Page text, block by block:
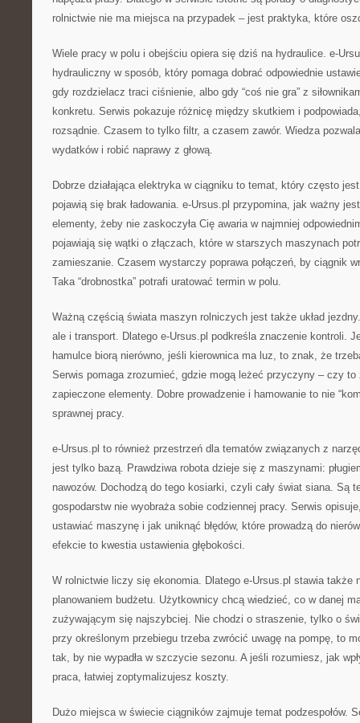
rolnictwie nie ma miejsca na przypadek – jest praktyka, które
Wiele pracy w polu i obejściu opiera się dziś na hydraulice. e-
hydrauliczny w sposób, który pomaga dobrać odpowiednie
gdy rozdzielacz traci ciśnienie, albo gdy “coś nie gra” z
konkretu. Serwis pokazuje różnicę między skutkiem i
rozsądnie. Czasem to tylko filtr, a czasem zawór. Wiedza
wydatków i robić naprawy z głową.
Dobrze działająca elektryka w ciągniku to temat, który często
pojawią się brak ładowania. e-Ursus.pl przypomina, jak ważny
elementy, żeby nie zaskoczyła Cię awaria w najmniej
pojawiają się wątki o złączach, które w starszych maszynach
zamieszanie. Czasem wystarczy poprawa połączeń, by ciągnik
Taka “drobnostka” potrafi uratować termin w polu.
Ważną częścią świata maszyn rolniczych jest także układ
ale i transport. Dlatego e-Ursus.pl podkreśla znaczenie kontroli.
hamulce biorą nierówno, jeśli kierownica ma luz, to znak, że
Serwis pomaga zrozumieć, gdzie mogą leżeć przyczyny – czy
zapieczone elementy. Dobre prowadzenie i hamowanie to nie
sprawnej pracy.
e-Ursus.pl to również przestrzeń dla tematów związanych z
jest tylko bazą. Prawdziwa robota dzieje się z maszynami:
nawozów. Dochodzą do tego kosiarki, czyli cały świat siana. Są
gospodarstw nie wyobraża sobie codziennej pracy. Serwis
ustawiać maszynę i jak uniknąć błędów, które prowadzą do
efekcie to kwestia ustawienia głębokości.
W rolnictwie liczy się ekonomia. Dlatego e-Ursus.pl stawia także
planowaniem budżetu. Użytkownicy chcą wiedzieć, co w danej
zużywającym się najszybciej. Nie chodzi o straszenie, tylko o
przy określonym przebiegu trzeba zwrócić uwagę na pompę, to
tak, by nie wypadła w szczycie sezonu. A jeśli rozumiesz, jak
praca, łatwiej zoptymalizujesz koszty.
Dużo miejsca w świecie ciągników zajmuje temat podzespołów.